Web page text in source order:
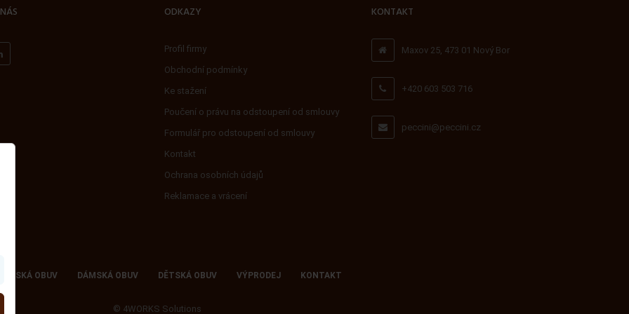
ODKAZY
Profil firmy
Obchodní podmínky
Ke stažení
Poučení o právu na odstoupení od smlouvy
Formulář pro odstoupení od smlouvy
Kontakt
Ochrana osobních údajů
Reklamace a vrácení
KONTAKT
Maxov 25, 473 01 Nový Bor
+420 603 503 716
peccini@peccini.cz
PÁNSKÁ OBUV DÁMSKÁ OBUV DĚTSKÁ OBUV VÝPRODEJ KONTAKT
© 4WORKS Solutions